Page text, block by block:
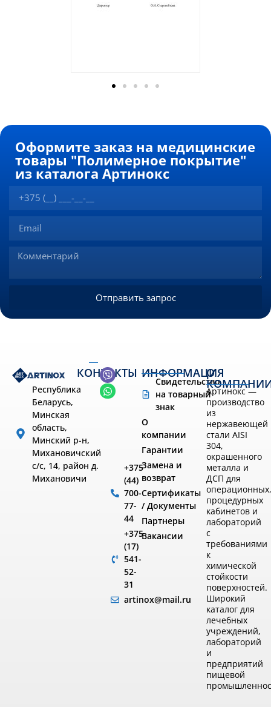
Оформите заказ на медицинские
товары "Полимерное покрытие"
из каталога Артинокс
Отправить запрос
Республика
Беларусь,
Минская
область,
Минский р-н,
Михановичский
с/с, 14, район д.
Михановичи
КОНТАКТЫ
+375
(44)
700-
77-
44
+375
(17)
541-
52-
31
artinox@mail.ru
ИНФОРМАЦИЯ
Свидетельство
на товарный
знак
О
компании
Гарантии
Замена и
возврат
Сертификаты
/ Документы
Партнеры
Вакансии
О
Артинокс —
производство
из
нержавеющей
стали AISI
304,
окрашенного
металла и
ДСП для
операционных,
процедурных
кабинетов и
лабораторий
с
требованиями
к
химической
стойкости
поверхностей.
Широкий
каталог для
лечебных
учреждений,
лабораторий
и
предприятий
пищевой